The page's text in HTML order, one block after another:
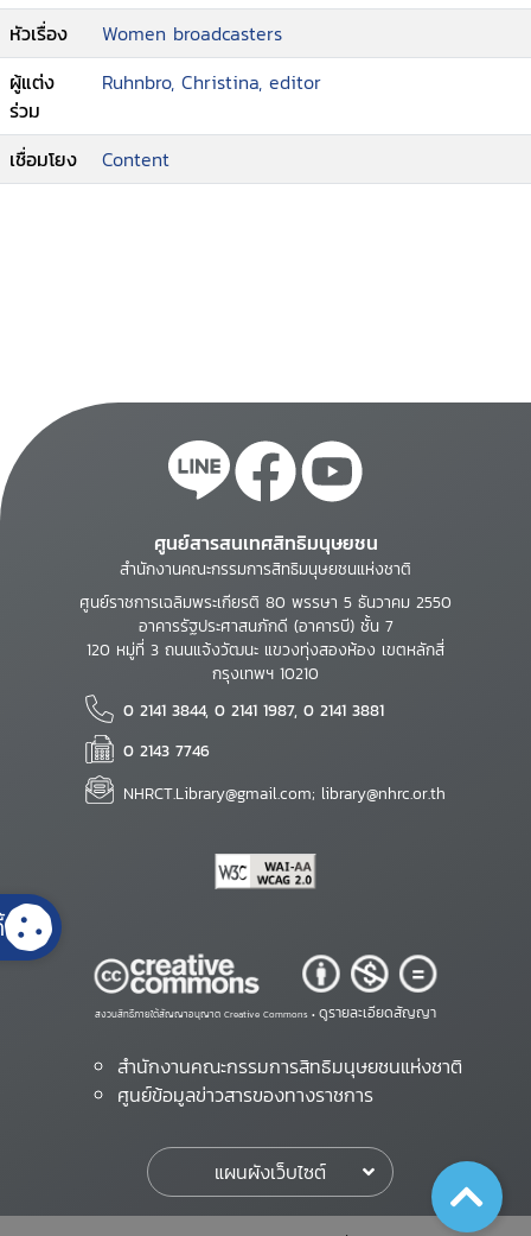
หัวเรื่อง
Women broadcasters
ผู้แต่ง
ร่วม
Ruhnbro, Christina, editor
เชื่อมโยง Content
ศูนย์สารสนเทศสิทธิมนุษยชน
สำนักงานคณะกรรมการสิทธิมนุษยชนแห่งชาติ
ศูนย์ราชการเฉลิมพระเกียรติ 80 พรรษา 5 ธันวาคม 2550
อาคารรัฐประศาสนภักดี (อาคารบี) ชั้น 7
120 หมู่ที่ 3 ถนนแจ้งวัฒนะ แขวงทุ่งสองห้อง เขตหลักสี่
กรุงเทพฯ 10210
0 2141 3844, 0 2141 1987, 0 2141 3881
0 2143 7746
NHRCT.Library@gmail.com; library@nhrc.or.th
สงวนสิทธิ์ภายใต้สัญญาอนุญาต Creative Commons • ดูรายละเอียดสัญญา
สำนักงานคณะกรรมการสิทธิมนุษยชนแห่งชาติ
ศูนย์ข้อมูลข่าวสารของทางราชการ
แผนผังเว็บไซต์